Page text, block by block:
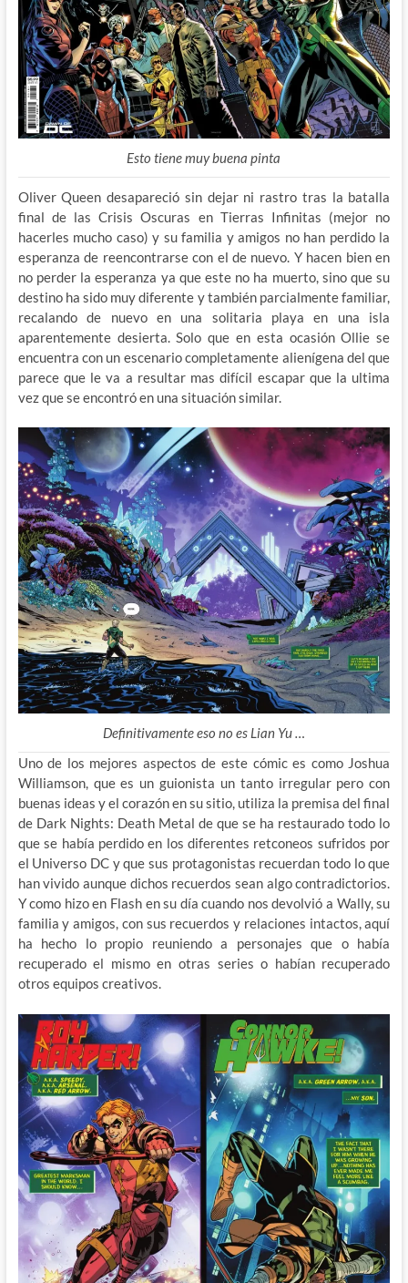
Esto tiene muy buena pinta
Oliver Queen desapareció sin dejar ni rastro tras la batalla
final de las Crisis Oscuras en Tierras Infinitas (mejor no
hacerles mucho caso) y su familia y amigos no han perdido la
esperanza de reencontrarse con el de nuevo. Y hacen bien en
no perder la esperanza ya que este no ha muerto, sino que su
destino ha sido muy diferente y también parcialmente familiar,
recalando de nuevo en una solitaria playa en una isla
aparentemente desierta. Solo que en esta ocasión Ollie se
encuentra con un escenario completamente alienígena del que
parece que le va a resultar mas difícil escapar que la ultima
vez que se encontró en una situación similar.
Definitivamente eso no es Lian Yu …
Uno de los mejores aspectos de este cómic es como Joshua
Williamson, que es un guionista un tanto irregular pero con
buenas ideas y el corazón en su sitio, utiliza la premisa del final
de Dark Nights: Death Metal de que se ha restaurado todo lo
que se había perdido en los diferentes retconeos sufridos por
el Universo DC y que sus protagonistas recuerdan todo lo que
han vivido aunque dichos recuerdos sean algo contradictorios.
Y como hizo en Flash en su día cuando nos devolvió a Wally, su
familia y amigos, con sus recuerdos y relaciones intactos, aquí
ha hecho lo propio reuniendo a personajes que o había
recuperado el mismo en otras series o habían recuperado
otros equipos creativos.